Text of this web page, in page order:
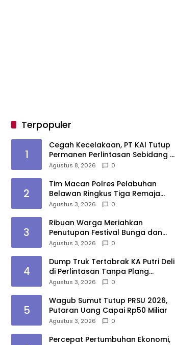
Terpopuler
1
Cegah Kecelakaan, PT KAI Tutup
Permanen Perlintasan Sebidang di
Pasiran Perbaungan
Agustus 8, 2026 0
2
Tim Macan Polres Pelabuhan
Belawan Ringkus Tiga Remaja
Diduga Anggota Geng Motor di
Agustus 3, 2026 0
3
Ribuan Warga Meriahkan
Penutupan Festival Bunga dan
Buah Karo 2026, Berlangsung
Gabungan
Agustus 3, 2026 0
4
Dump Truk Tertabrak KA Putri Deli
di Perlintasan Tanpa Plang
Perbaungan, Sopir Tewas
Agustus 3, 2026 0
5
Wagub Sumut Tutup PRSU 2026,
Putaran Uang Capai Rp50 Miliar
Agustus 3, 2026 0
Percepat Pertumbuhan Ekonomi,